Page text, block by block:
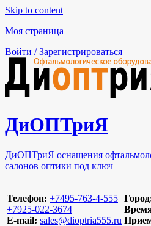
Skip to content
Моя страница
Войти / Зарегистрироваться
ДиОПТриЯ
ДиОПТриЯ оснащения
салонов оптики под ключ
Телефон: ‪+7495-763-4-555‬
‪+7925-022-3674‬
E-mail: sales@dioptria555.ru